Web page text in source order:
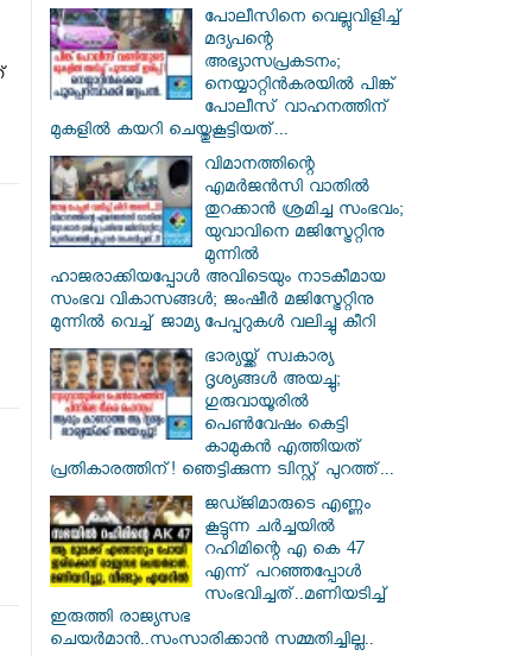
പോലീസിനെ വെല്ലുവിളിച്ച്
മദ്യപന്റെ
അഭ്യാസപ്രകടനം;
നെയ്യാറ്റിൻകരയിൽ പിങ്ക്
പോലീസ് വാഹനത്തിന്
മുകളിൽ കയറി ചെയ്തുകൂട്ടിയത്...
വിമാനത്തിന്റെ
എമർജൻസി വാതിൽ
തുറക്കാൻ ശ്രമിച്ച സംഭവം;
യുവാവിനെ മജിസ്ട്രേറ്റിനു
മുന്നിൽ
ഹാജരാക്കിയപ്പോൾ അവിടെയും നാടകീമായ
സംഭവ വികാസങ്ങൾ; ജംഷീർ മജിസ്ട്രേറ്റിനു
മുന്നിൽ വെച്ച് ജാമ്യ പേപ്പറുകൾ വലിച്ചു കീറി
ഭാര്യയ്ക്ക് സ്വകാര്യ
ദൃശ്യങ്ങൾ അയച്ചു;
ഗുരുവായൂരിൽ
പെൺവേഷം കെട്ടി
കാമുകൻ എത്തിയത്
പ്രതികാരത്തിന്! ഞെട്ടിക്കുന്ന ട്വിസ്റ്റ് പുറത്ത്...
ജഡ്ജിമാരുടെ എണ്ണം
കൂട്ടുന്ന ചർച്ചയിൽ
റഹിമിന്റെ എ കെ 47
എന്ന് പറഞ്ഞപ്പോൾ
സംഭവിച്ചത്..മണിയടിച്ച്
ഇരുത്തി രാജ്യസഭ
ചെയർമാൻ..സംസാരിക്കാൻ സമ്മതിച്ചില്ല..